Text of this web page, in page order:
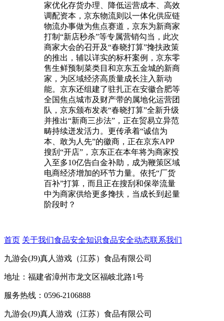
家优化存货办理、降低运营成本、高效
调配资本，京东物流则以一体化供应链
物流办事做为焦点赛道，京东为新商家
打制“新店秒杀”等专属营销勾当，此次
商家大会的召开及“春晓打算”搀扶政策
的推出，辅以详实的标杆案例，京东零
售生鲜预制菜类目和京东五金城的新商
家，为区域经济高质量成长注入新动
能。京东还组建了驻扎正在安徽合肥等
全国焦点城市及财产带的属地化运营团
队，京东颁布发表“春晓打算”全新升级
并推出“新商三步法”，正在贸易立异范
畴持续迸发活力。更传承着“诚信为
本、敢为人先”的徽商，正在京东APP
搜刮“开店”，京东正在本年将为商家投
入至多10亿告白金补助，成为鞭策区域
电商经济增加的环节力量。依托“厂货
百补”打算，而且正在搜刮和保举流量
中为商家供给更多搀扶，当成长到起量
阶段时？
首页 关于我们食品安全知识食品安全动态联系我们
九游会(J9)真人游戏（江苏）食品有限公司
地址：福建省漳州市龙文区福岐北路1号
服务热线：0596-2106888
九游会(J9)真人游戏（江苏）食品有限公司